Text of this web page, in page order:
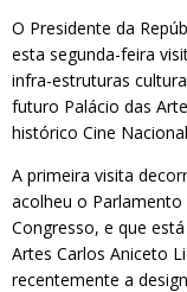
O Presidente da
esta segunda-feira
infra-estruturas
futuro Palácio das
histórico Cine
A primeira visita
acolheu o Parlamento
Congresso, e que
Artes Carlos Aniceto
recentemente a